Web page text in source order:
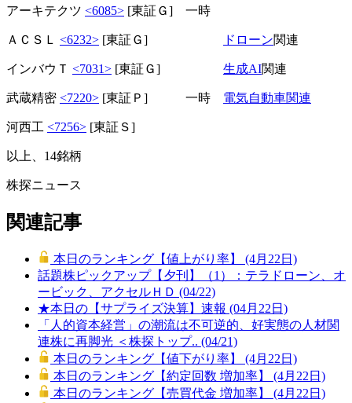
アーキテクツ <6085> [東証Ｇ] 一時
ＡＣＳＬ <6232> [東証Ｇ] ドローン関連
インバウＴ <7031> [東証Ｇ] 生成AI関連
武蔵精密 <7220> [東証Ｐ] 一時 電気自動車関連
河西工 <7256> [東証Ｓ]
以上、14銘柄
株探ニュース
関連記事
本日のランキング【値上がり率】 (4月22日)
話題株ピックアップ【夕刊】（1）：テラドローン、オ
ービック、アクセルＨＤ (04/22)
★本日の【サプライズ決算】速報 (04月22日)
「人的資本経営」の潮流は不可逆的、好実態の人材関
連株に再脚光 ＜株探トップ.. (04/21)
本日のランキング【値下がり率】 (4月22日)
本日のランキング【約定回数 増加率】 (4月22日)
本日のランキング【売買代金 増加率】 (4月22日)